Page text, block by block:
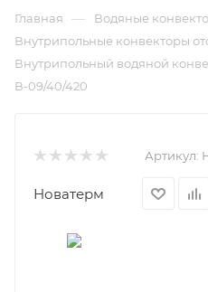
Главная — Водяные
Внутрипольные конвекторы
Внутрипольный водяной
В-09/40/420
Артикул:
Новатерм